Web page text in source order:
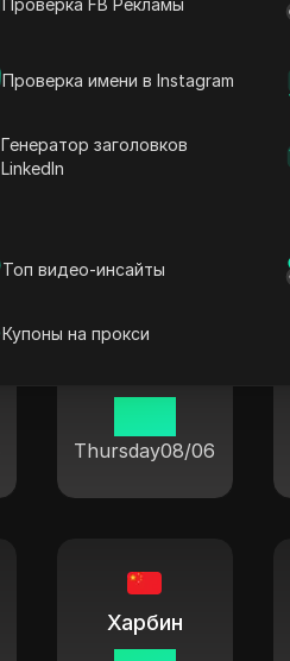
Проверка FB Рекламы
Проверка имени в Instagram
Генератор заголовков
LinkedIn
Топ видео-инсайты
Купоны на прокси
Thursday08/06
Харбин